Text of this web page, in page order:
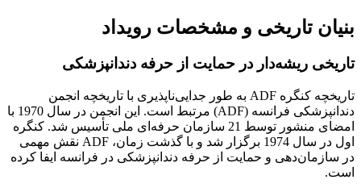
تاریخی و مشخصات رویداد
ریشه‌دار در حمایت از حرفه دندانپزشکی
تاریخچه کنگره ADF به طور جدایی‌ناپذیری با تاریخچه انجمن
دندانپزشکی فرانسه (ADF) مرتبط است. این انجمن در سال 1970 با
امضای منشور توسط 21 سازمان حرفه‌ای ملی تأسیس شد. کنگره
اول در سال 1974 برگزار شد و با گذشت زمان، ADF نقش مهمی
و حمایت از حرفه دندانپزشکی در فرانسه ایفا کرده